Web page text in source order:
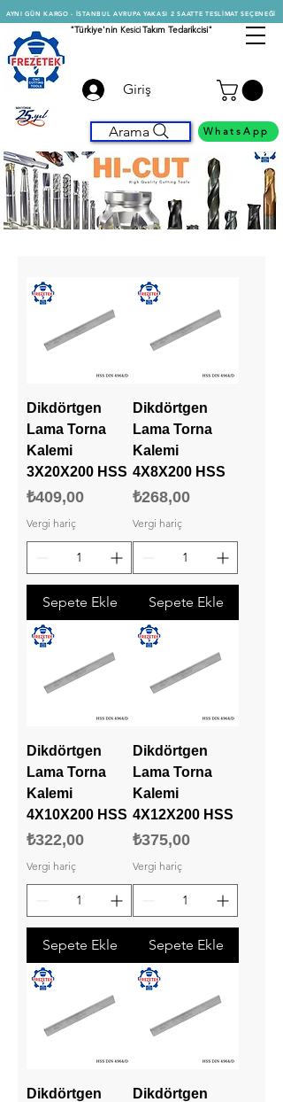
AYNI GÜN KARGO - İSTANBUL AVRUPA YAKASI 2 SAATTE TESLİMAT SEÇENEĞİ
"Türkiye'nin KesiciTakım Tedarikcisi"
Giriş
Arama WhatsApp
Dikdörtgen
Lama Torna
Kalemi
3X20X200 HSS
Fiyat
₺409,00
Vergi hariç
Sepete Ekle
Dikdörtgen
Lama Torna
Kalemi
4X8X200 HSS
Fiyat
₺268,00
Vergi hariç
Sepete Ekle
Dikdörtgen
Lama Torna
Kalemi
4X10X200 HSS
Fiyat
₺322,00
Vergi hariç
Sepete Ekle
Dikdörtgen
Lama Torna
Kalemi
4X12X200 HSS
Fiyat
₺375,00
Vergi hariç
Sepete Ekle
Dikdörtgen
Dikdörtgen